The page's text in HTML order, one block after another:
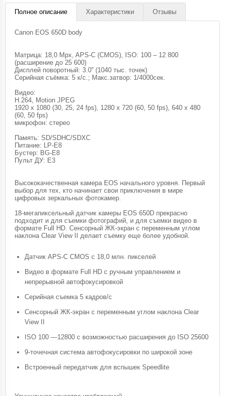
Полное описание Характеристики Отзывы
Canon EOS 650D body
Матрица: 18,0 Mpx, APS-C (CMOS), ISO: 100 – 12 800
(расширение до 25 600)
Дисплей поворотный: 3.0'' (1040 тыс. точек)
Серийная съёмка: 5 к/с.; Макс.затвор: 1/4000сек.
Видео:
H.264, Motion JPEG
1920 x 1080 (30, 25, 24 fps), 1280 x 720 (60, 50 fps), 640 x 480
(60, 50 fps)
микрофон: стерео
Память: SD/SDHC/SDXC
Питание: LP-E8
Бустер: BG-E8
Пульт ДУ: E3
Высококачественная камера EOS начального уровня. Первый
выбор для тех, кто начинает свои приключения в мире
цифровых зеркальных фотокамер.
18-мегапиксельный датчик камеры EOS 650D прекрасно
подходит и для съемки фотографий, и для съемки видео в
формате Full HD. Сенсорный ЖК-экран с переменным углом
наклона Clear View II делает съемку еще более удобной.
Датчик APS-C CMOS с 18,0 млн. пикселей
Видео в формате Full HD с ручным управлением и
непрерывной автофокусировкой
Серийная съемка 5 кадров/с
Сенсорный ЖК-экран с переменным углом наклона Clear
View II
ISO 100 —12800 с возможностью расширения до ISO 25600
9-точечная система автофокусировки по широкой зоне
Встроенный передатчик для вспышек Speedlite